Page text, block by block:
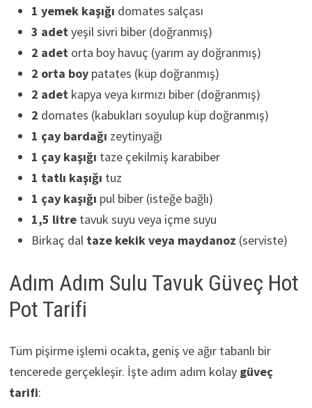
1 yemek kaşığı domates salçası
3 adetyeşil sivri biber (doğranmış)
2 adetorta boy havuç (yarım ay doğranmış)
2 orta boypatates (küp doğranmış)
2 adetkapya veya kırmızı biber (doğranmış)
2 domates (kabukları soyulup küp doğranmış)
1 çay bardağı zeytinyağı
1 çay kaşığı taze çekilmiş karabiber
1 tatlı kaşığı tuz
1 çay kaşığı pul biber (isteğe bağlı)
1,5 litretavuk suyu veya içme suyu
Birkaç dal taze kekik veya maydanoz (serviste)
Adım Adım Sulu Tavuk Güveç Hot
Pot Tarifi
Tüm pişirme işlemi ocakta, geniş ve ağır tabanlı bir
tencerede gerçekleşir. İşte adım adım kolay güveç
tarifi: